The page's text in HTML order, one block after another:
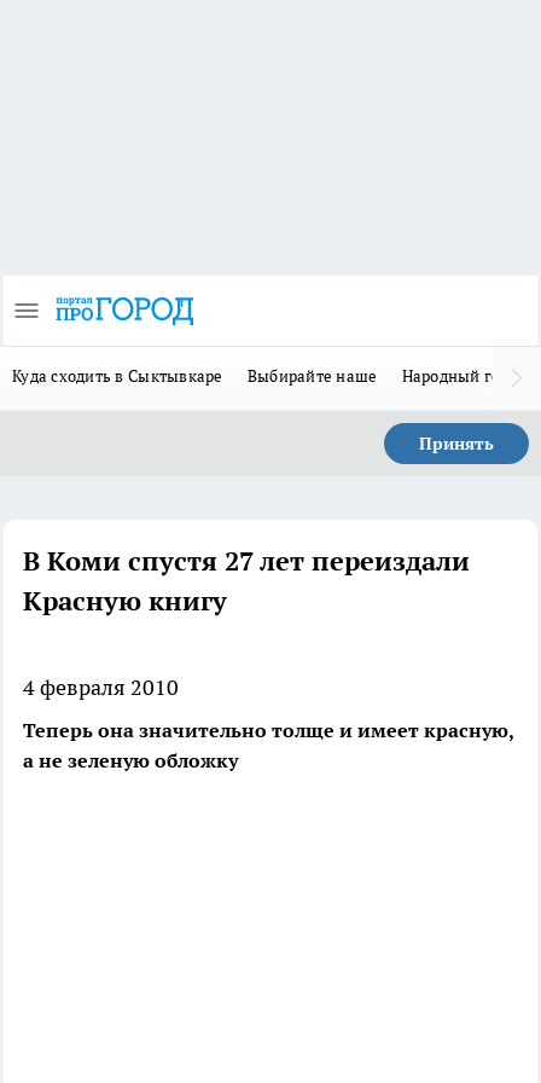
Куда сходить в Сыктывкаре Выбирайте наше Народный герой
Принять
В Коми спустя 27 лет переиздали
Красную книгу
4 февраля 2010
Теперь она значительно толще и имеет красную,
а не зеленую обложку